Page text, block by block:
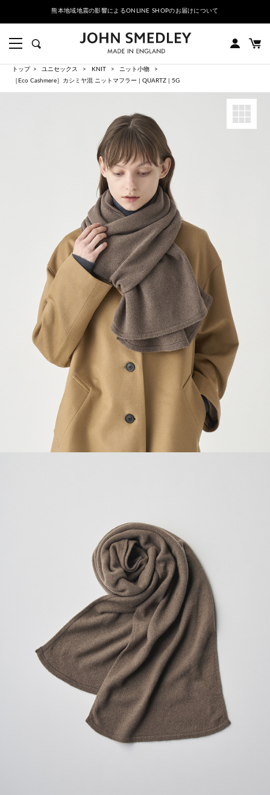
熊本地域地震の影響によるONLINE SHOPのお届けについて
トップ ユニセックス KNIT
ニット小物
［Eco Cashmere］カシミヤ混 ニットマフラー | QUARTZ | 5G